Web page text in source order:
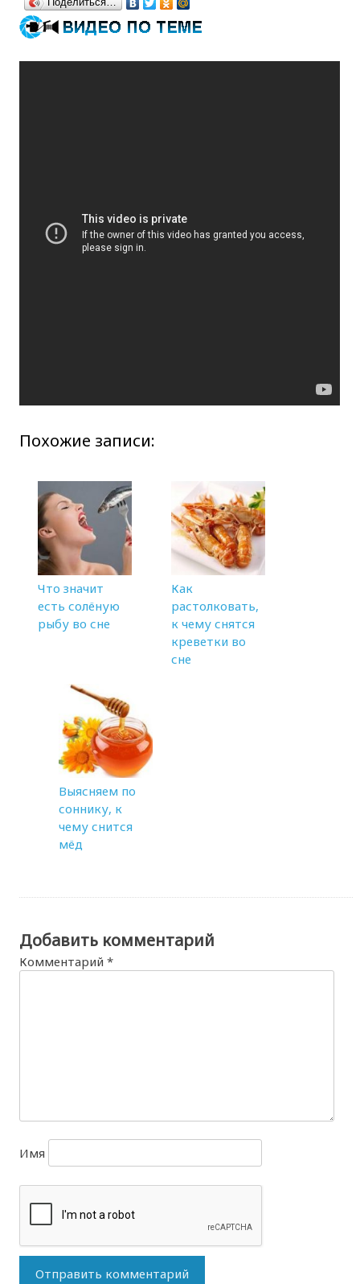
Похожие записи:
Что значит
есть солёную
рыбу во сне
Как
растолковать,
к чему снятся
креветки во
сне
Выясняем по
соннику, к
чему снится
мёд
Добавить комментарий
Комментарий*
Имя